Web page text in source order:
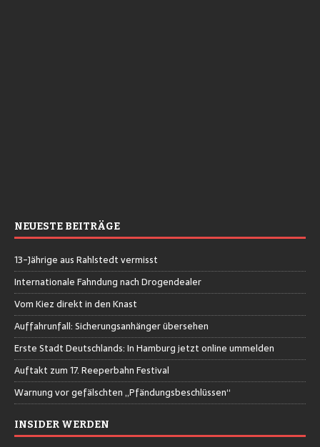
NEUESTE BEITRÄGE
13-Jährige aus Rahlstedt vermisst
Internationale Fahndung nach Drogendealer
Vom Kiez direkt in den Knast
Auffahrunfall: Sicherungsanhänger übersehen
Erste Stadt Deutschlands: In Hamburg jetzt online ummelden
Auftakt zum 17. Reeperbahn Festival
Warnung vor gefälschten „Pfändungsbeschlüssen“
INSIDER WERDEN